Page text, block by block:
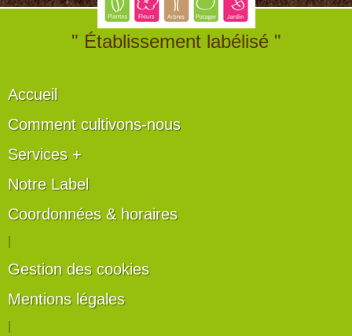
" Établissement labélisé "
Accueil
Comment cultivons-nous
Services +
Notre Label
Coordonnées & horaires
Gestion des cookies
Mentions légales